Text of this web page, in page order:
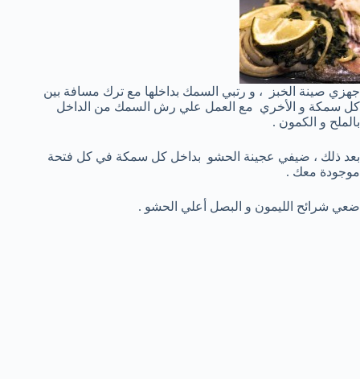
جهزي صينة الخبز ، و رتبي السمك بداخلها مع ترك مسافة بين
كل سمكة و الأخري مع العمل علي رش السمك من الداخل
بالملح و الكمون .
بعد ذلك ، ضيفي عجينة الحشو بداخل كل سمكة في كل فتحة
موجودة معك .
ضعي شرائح الليمون و البصل أعلي الحشو .